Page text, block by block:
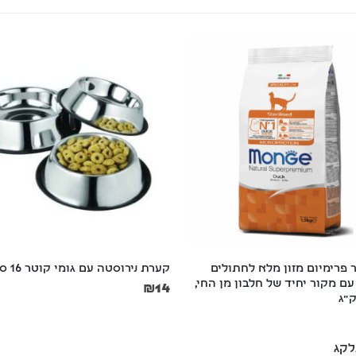
עם גומי קוטר 16 ס"מ קערת נירוסטה עם גומי  24 ס"מ
₪24